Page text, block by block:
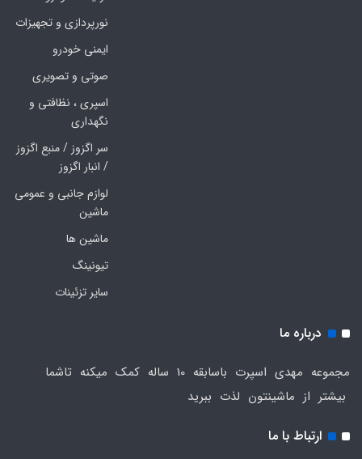
نورپردازی و تجهیزات
ایمنی خودرو
صوتی و تصویری
اسپری ، نظافتی و
نگهداری
سر اگزوز / منبع اگزوز
/ انبار اگزوز
لوازم جانبی و عمومی
ماشین
ماشین ها
تیونینگ
سایر تزئینات
درباره ما
مجموعه مهدی اسپرت باسابقه 10 ساله کمک میکنه تاشما
بیشتر از ماشینتون لذت ببرید
ارتباط با ما